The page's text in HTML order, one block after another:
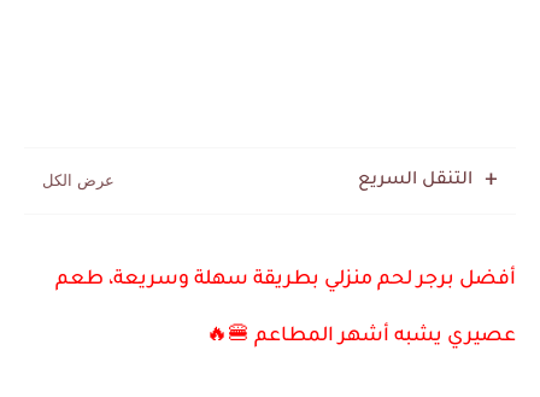
التنقل السريع
أفضل برجر لحم منزلي بطريقة سهلة وسريعة، طعم
عصيري يشبه أشهر المطاعم 🍔🔥